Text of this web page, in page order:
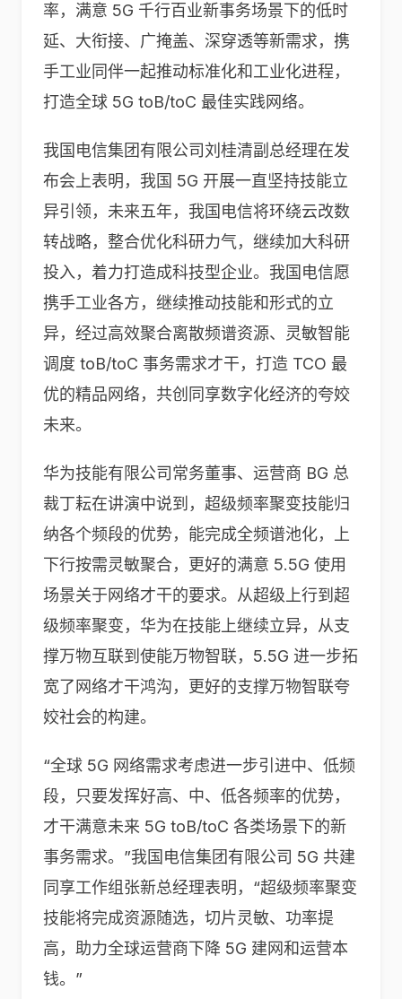
率，满意 5G 千行百业新事务场景下的低时
延、大衔接、广掩盖、深穿透等新需求，携
手工业同伴一起推动标准化和工业化进程，
打造全球 5G toB/toC 最佳实践网络。
我国电信集团有限公司刘桂清副总经理在发
布会上表明，我国 5G 开展一直坚持技能立
异引领，未来五年，我国电信将环绕云改数
转战略，整合优化科研力气，继续加大科研
投入，着力打造成科技型企业。我国电信愿
携手工业各方，继续推动技能和形式的立
异，经过高效聚合离散频谱资源、灵敏智能
调度 toB/toC 事务需求才干，打造 TCO 最
优的精品网络，共创同享数字化经济的夸姣
未来。
华为技能有限公司常务董事、运营商 BG 总
裁丁耘在讲演中说到，超级频率聚变技能归
纳各个频段的优势，能完成全频谱池化，上
下行按需灵敏聚合，更好的满意 5.5G 使用
场景关于网络才干的要求。从超级上行到超
级频率聚变，华为在技能上继续立异，从支
撑万物互联到使能万物智联，5.5G 进一步拓
宽了网络才干鸿沟，更好的支撑万物智联夸
姣社会的构建。
“全球 5G 网络需求考虑进一步引进中、低频
段，只要发挥好高、中、低各频率的优势，
才干满意未来 5G toB/toC 各类场景下的新
事务需求。”我国电信集团有限公司 5G 共建
同享工作组张新总经理表明，“超级频率聚变
技能将完成资源随选，切片灵敏、功率提
高，助力全球运营商下降 5G 建网和运营本
钱。”